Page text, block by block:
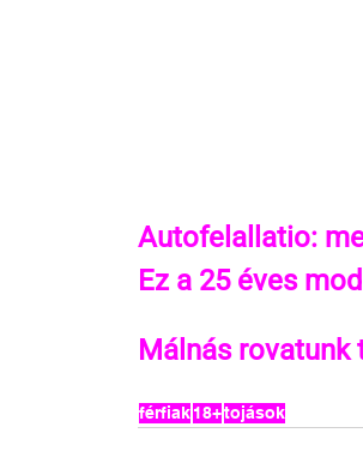
Autofelallatio:
Ez a 25 éves
Málnás rovatunk
férfiak 18+tojások